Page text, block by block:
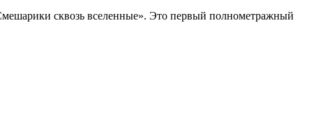
сквозь вселенные». Это первый полнометражный